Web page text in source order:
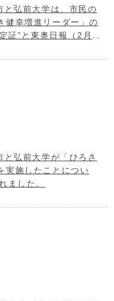
と弘前大学は、市民の
健幸増進リーダー」の
証”と東奥日報（2月4
と弘前大学が「ひろさ
実施したことについ
ました。